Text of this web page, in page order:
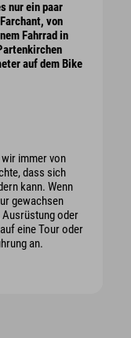
nur ein paar
von
Fahrrad in
auf dem Bike
immer von
dass sich
kann. Wenn
gewachsen
Ausrüstung oder
eine Tour oder
an.